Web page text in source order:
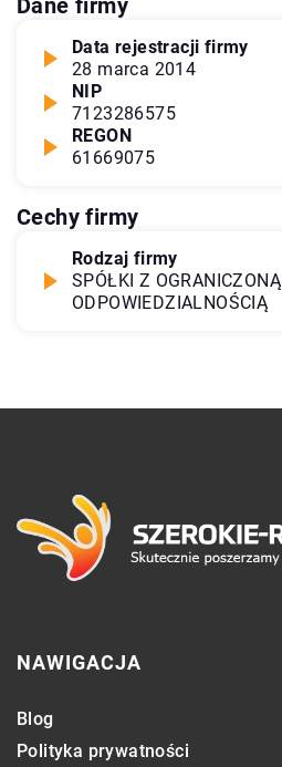
Data rejestracji firmy
28 marca 2014
NIP
7123286575
REGON
61669075
Cechy firmy
Rodzaj firmy
SPÓŁKI Z OGRANICZONĄ
ODPOWIEDZIALNOŚCIĄ
NAWIGACJA
Blog
Polityka prywatności